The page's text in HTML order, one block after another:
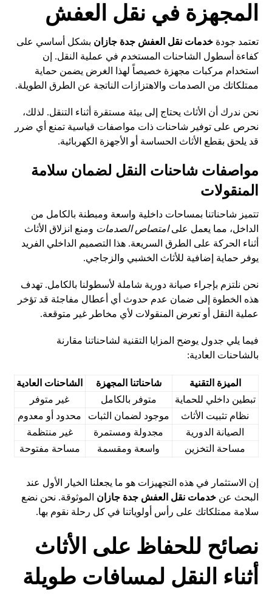
المجهزة في نقل العفش
تعتمد جودةخدمات نقل العفش جدة جازان بشكل أساسي على
كفاءة أسطول الشاحنات المستخدم في عملية النقل. إن
استخدام مركبات مجهزة خصيصاً لهذا الغرض يضمن حماية
ممتلكاتك من الصدمات والاهتزازات الناتجة عن الطرق الطويلة.
نحن ندرك أن الأثاث يحتاج إلى بيئة مستقرة أثناء التنقل. لذلك،
نحرص على توفير شاحنات ذات مواصفات قياسية تمنع أي ضرر
قد يلحق بقطع الأثاث الحساسة أو الأجهزة الكهربائية.
مواصفات شاحنات النقل لضمان سلامة
المنقولات
تتميز شاحناتنا بمساحات داخلية واسعة ومبطنة بالكامل من
الداخل، مما يعمل علىامتصاص الصدمات ومنع انزلاق الأثاث
أثناء الحركة على الطرق السريعة. هذا التصميم الداخلي الفريد
يوفر حماية إضافية للأثاث الخشبي والزجاجي.
نحن نلتزم بإجراء صيانة دورية شاملة لأسطولنا بالكامل. تهدف
هذه الخطوة إلى ضمان عدم حدوث أي أعطال مفاجئة قد تؤخر
عملية النقل أو تعرض المنقولات لأي مخاطر غير متوقعة.
فيما يلي جدول يوضح المزايا التقنية لشاحناتنا مقارنة
بالشاحنات العادية:
الميزة التقنية شاحناتنا المجهزة
الشاحنات العادية
تبطين داخلي للحماية
متوفر بالكامل
غير متوفر
نظام تثبيت الأثاث
موجود لضمان الثبات
محدود أو معدوم
الصيانة الدورية
مجدولة ومستمرة
غير منتظمة
مساحة التخزين
واسعة ومقسمة مساحة مفتوحة
إن الاستثمار في هذه التجهيزات هو ما يجعلنا الخيار الأول عند
البحث عنخدمات نقل العفش جدة جازان الموثوقة. نحن نضع
سلامة ممتلكاتك على رأس أولوياتنا في كل رحلة نقوم بها.
نصائح للحفاظ على الأثاث
أثناء النقل لمسافات طويلة